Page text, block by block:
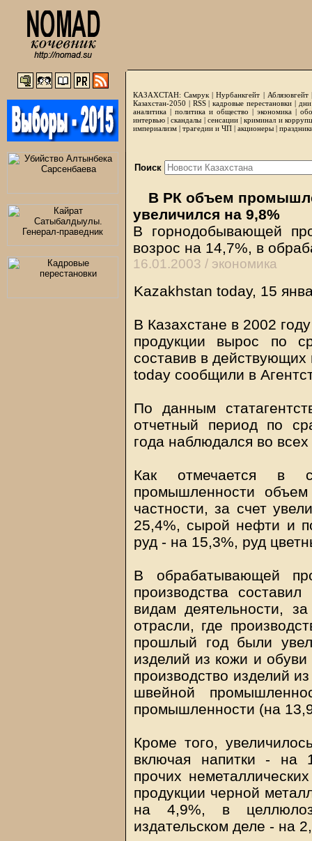
КАЗАХСТАН: Самрук |Нурбанкгейт | Аблязовгейт
Казахстан-2050 | RSS|кадровые перестановки|
аналитика | политика и общество | экономика |
интервью |скандалы | сенсации|криминал и
империализм | трагедии и ЧП | акционеры |
Поиск
В РК объем
увеличился на 9,8%
В горнодобывающей
возрос на 14,7%, в
16.01.2003 / экономика
Kazakhstan today, 15
В Казахстане в 2002
продукции вырос по
составив в
today сообщили в
По данным
отчетный период по
года наблюдался во
Как отмечается в
промышленности
частности, за счет
25,4%, сырой нефти и
руд - на 15,3%, руд
В обрабатывающей
производства
видам деятельности,
отрасли, где
прошлый год были
изделий из кожи и
производство изделий
швейной
промышленности (на
Кроме того,
включая напитки - на
прочих
продукции черной
на 4,9%, в
издательском деле - на